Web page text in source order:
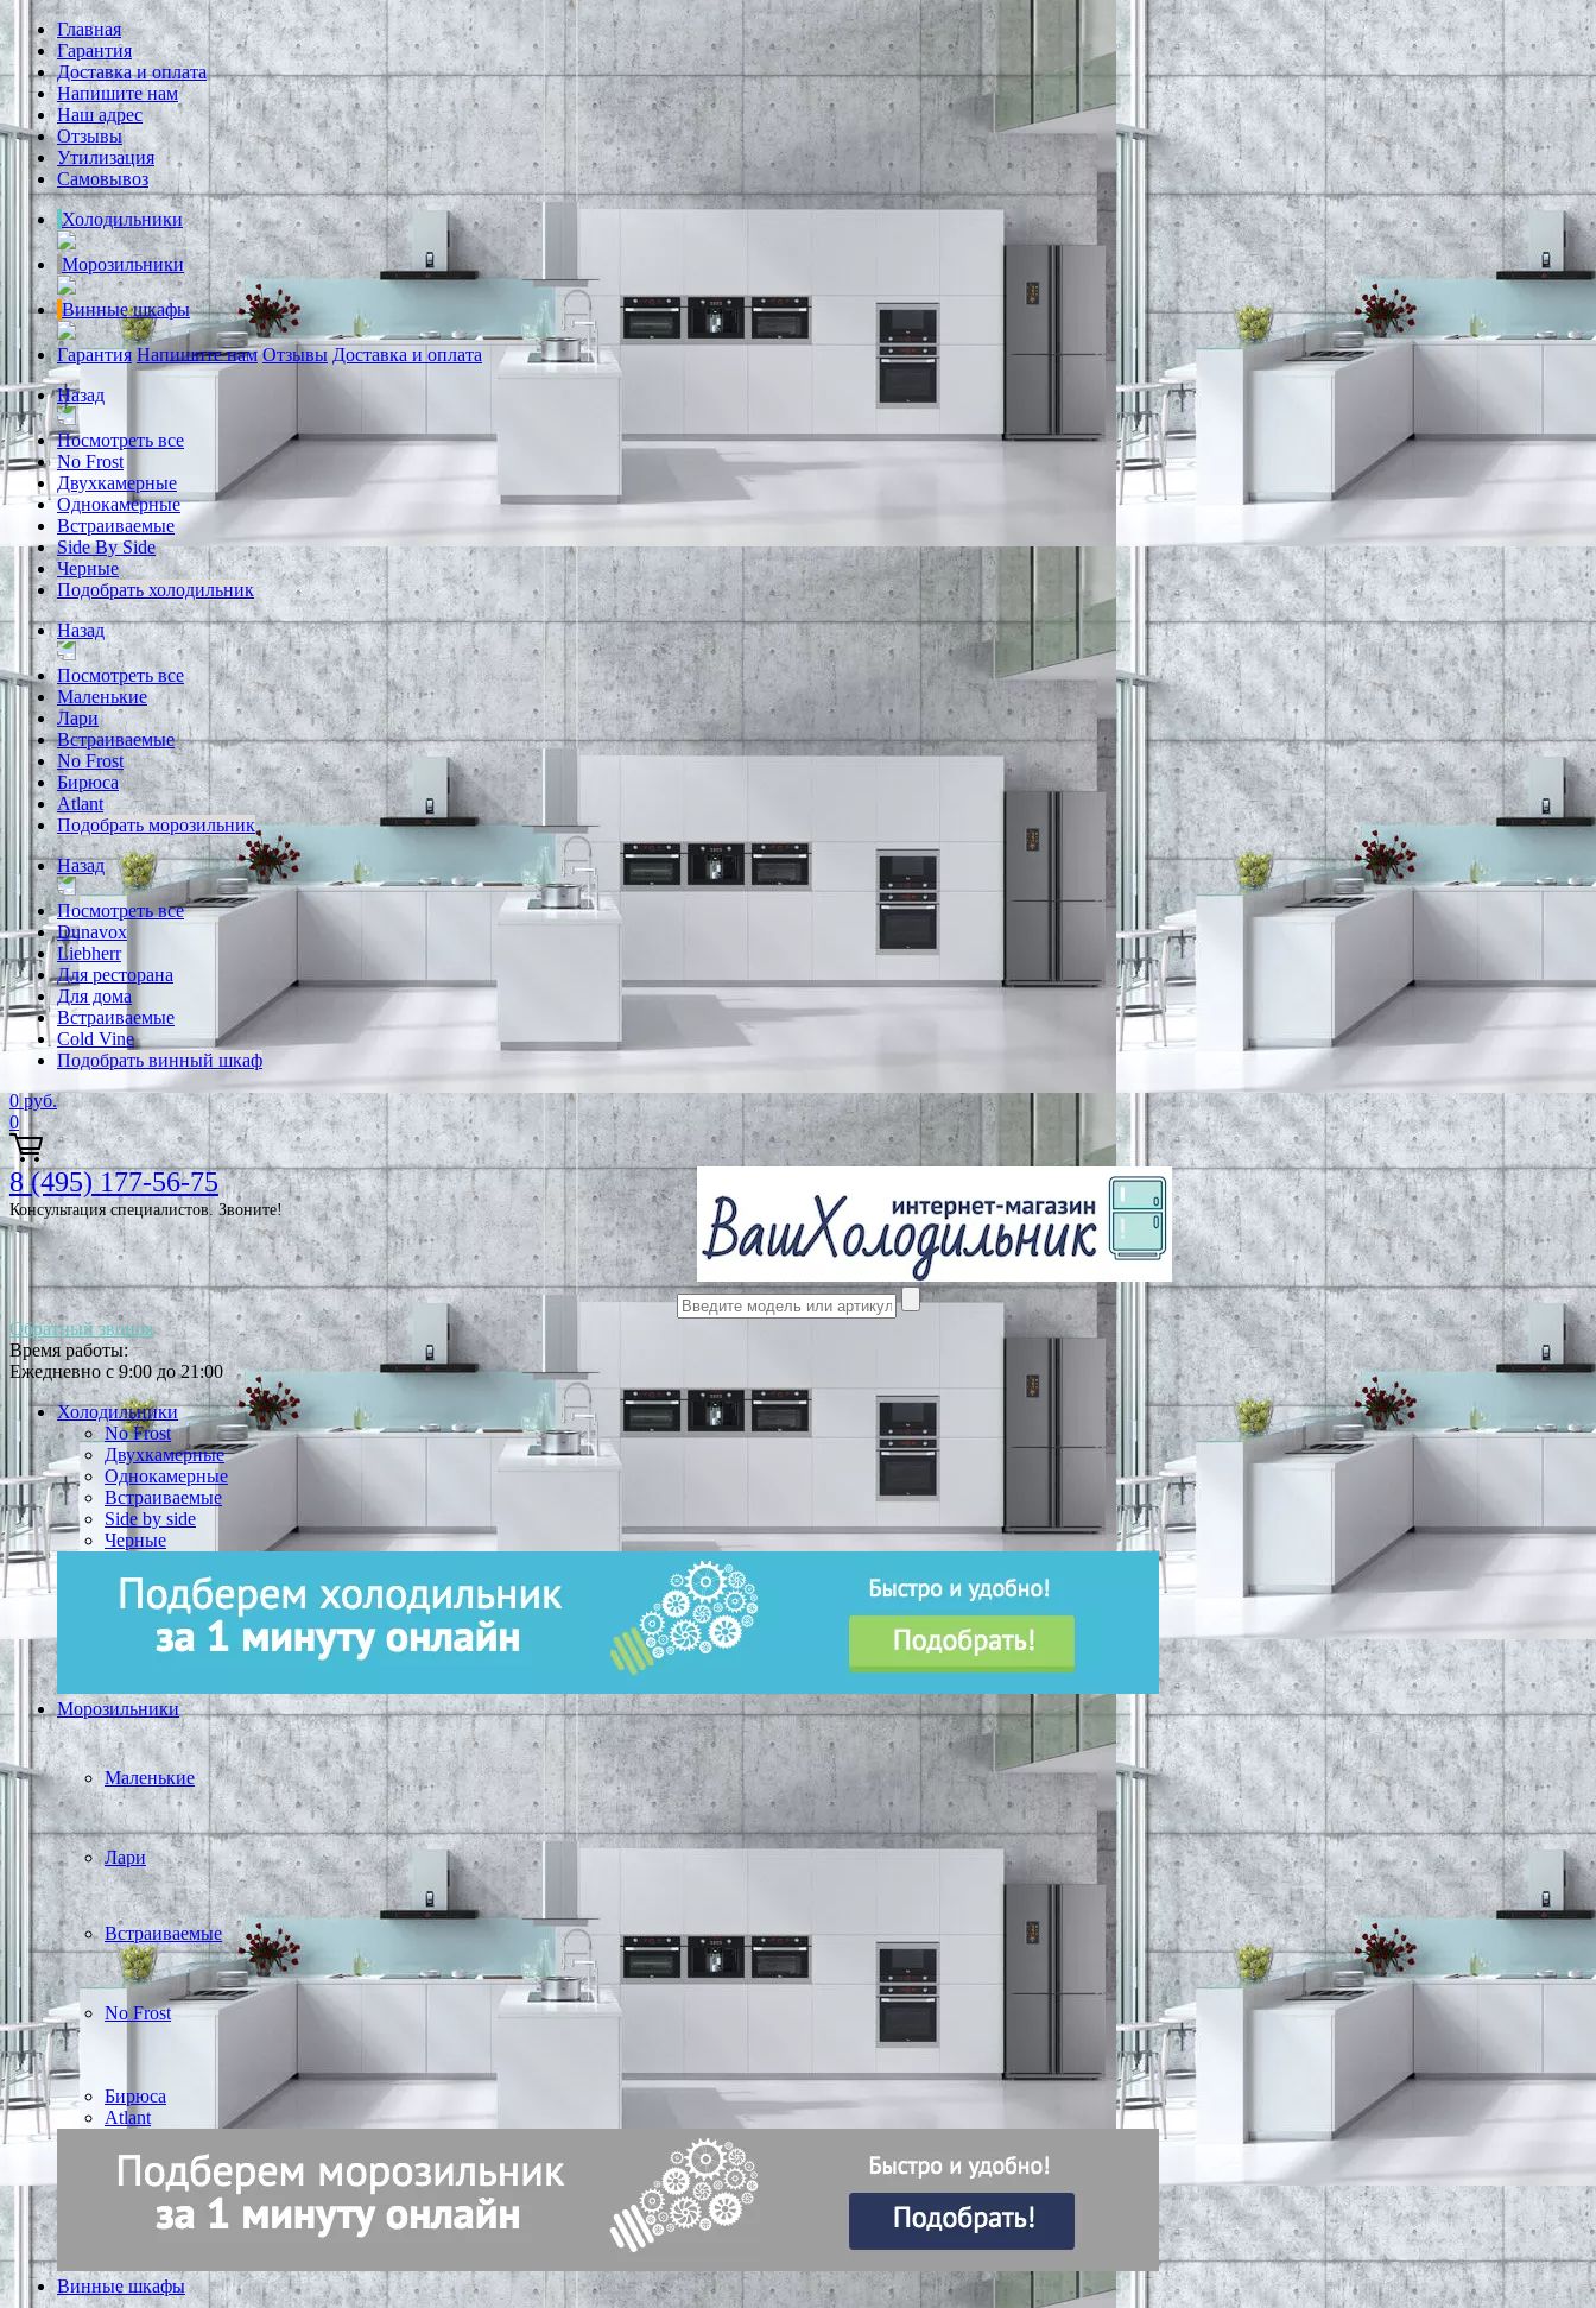
Главная
Гарантия
Доставка и оплата
Напишите нам
Наш адрес
Отзывы
Утилизация
Самовывоз
Холодильники
Морозильники
Винные шкафы
Гарантия Напишите нам Отзывы Доставка и оплата
Назад
Посмотреть все
No Frost
Двухкамерные
Однокамерные
Встраиваемые
Side By Side
Черные
Подобрать холодильник
Назад
Посмотреть все
Маленькие
Лари
Встраиваемые
No Frost
Бирюса
Atlant
Подобрать морозильник
Назад
Посмотреть все
Dunavox
Liebherr
Для ресторана
Для дома
Встраиваемые
Cold Vine
Подобрать винный шкаф
0 руб.
0
8 (495) 177-56-75
Консультация специалистов. Звоните!
Обратный звонок
Время работы:
Ежедневно с 9:00 до 21:00
Холодильники
No Frost
Двухкамерные
Однокамерные
Встраиваемые
Side by side
Черные
Морозильники
Маленькие
Лари
Встраиваемые
No Frost
Бирюса
Atlant
Винные шкафы